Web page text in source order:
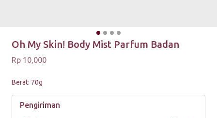
Oh My Skin! Body Mist Parfum Badan
Rp 10,000
Berat: 70g
Pengiriman